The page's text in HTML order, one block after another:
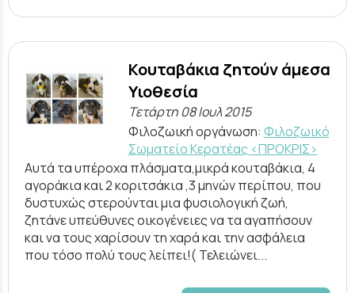
Κουταβάκια ζητούν άμεσα
Υιοθεσία
Τετάρτη 08 Ιουλ 2015
Φιλοζωική οργάνωση: Φιλοζωικό
Σωματείο Κερατέας <ΠΡΟΚΡΙΣ>
Αυτά τα υπέροχα πλάσματα,μικρά κουταβάκια, 4
αγοράκια και 2 κοριτσάκια ,3 μηνών περίπου, που
δυστυχώς στερούνται μια φυσιολογική ζωή,
ζητάνε υπεύθυνες οικογένειες να τα αγαπήσουν
και να τους χαρίσουν τη χαρά και την ασφάλεια
που τόσο πολύ τους λείπει!( Τελειώνει...